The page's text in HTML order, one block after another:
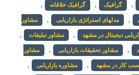
, گرافیک , گرافیک خلاقانه ,
, مدلهای استراتژی بازاریابی , مشاور
دیجیتال در مشهد , مشاور تبلیغات ,
, مشاور تحقیقات بازاریابی , مشاور
کار در مشهد , مشاوره بازاریابی ,